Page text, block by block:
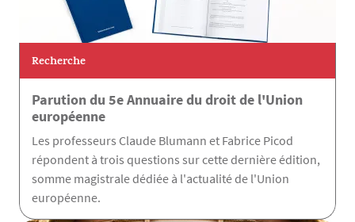
Recherche
Parution du 5e Annuaire du droit de l'Union
européenne
Les professeurs Claude Blumann et Fabrice Picod
répondent à trois questions sur cette dernière édition,
somme magistrale dédiée à l'actualité de l'Union
européenne.